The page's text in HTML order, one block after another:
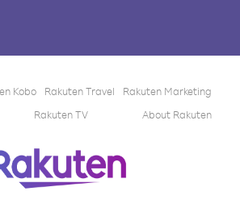
Kobo Rakuten Travel
Rakuten Marketing
Rakuten TV About Rakuten